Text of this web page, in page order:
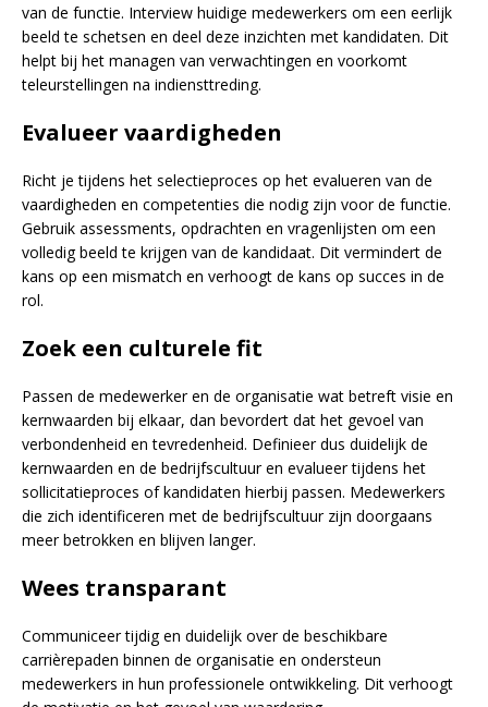
van de functie. Interview huidige medewerkers om een eerlijk
beeld te schetsen en deel deze inzichten met kandidaten. Dit
helpt bij het managen van verwachtingen en voorkomt
teleurstellingen na indiensttreding.
Evalueer vaardigheden
Richt je tijdens het selectieproces op het evalueren van de
vaardigheden en competenties die nodig zijn voor de functie.
Gebruik assessments, opdrachten en vragenlijsten om een
volledig beeld te krijgen van de kandidaat. Dit vermindert de
kans op een mismatch en verhoogt de kans op succes in de
rol.
Zoek een culturele fit
Passen de medewerker en de organisatie wat betreft visie en
kernwaarden bij elkaar, dan bevordert dat het gevoel van
verbondenheid en tevredenheid. Definieer dus duidelijk de
kernwaarden en de bedrijfscultuur en evalueer tijdens het
sollicitatieproces of kandidaten hierbij passen. Medewerkers
die zich identificeren met de bedrijfscultuur zijn doorgaans
meer betrokken en blijven langer.
Wees transparant
Communiceer tijdig en duidelijk over de beschikbare
carrièrepaden binnen de organisatie en ondersteun
medewerkers in hun professionele ontwikkeling. Dit verhoogt